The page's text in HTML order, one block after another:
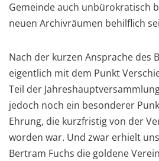
Gemeinde auch unbürokratisch
neuen Archivräumen behilflich
Nach der kurzen Ansprache des
eigentlich mit dem Punkt
Teil der
jedoch noch ein besonderer
Ehrung, die kurzfristig von der
worden war. Und zwar erhielt
Bertram Fuchs die goldene